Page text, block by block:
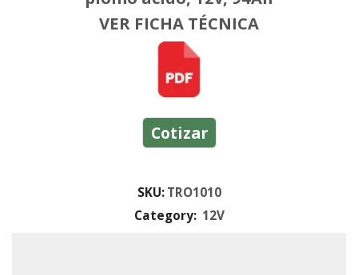
VER FICHA TÉCNICA
Cotizar
SKU: TRO1010
Category: 12V